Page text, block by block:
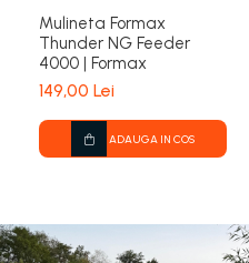
Mulineta Formax
Thunder NG Feeder
4000 | Formax
149,00 Lei
ADAUGA IN COS